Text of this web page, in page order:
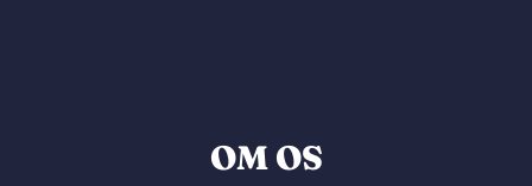
OM OS